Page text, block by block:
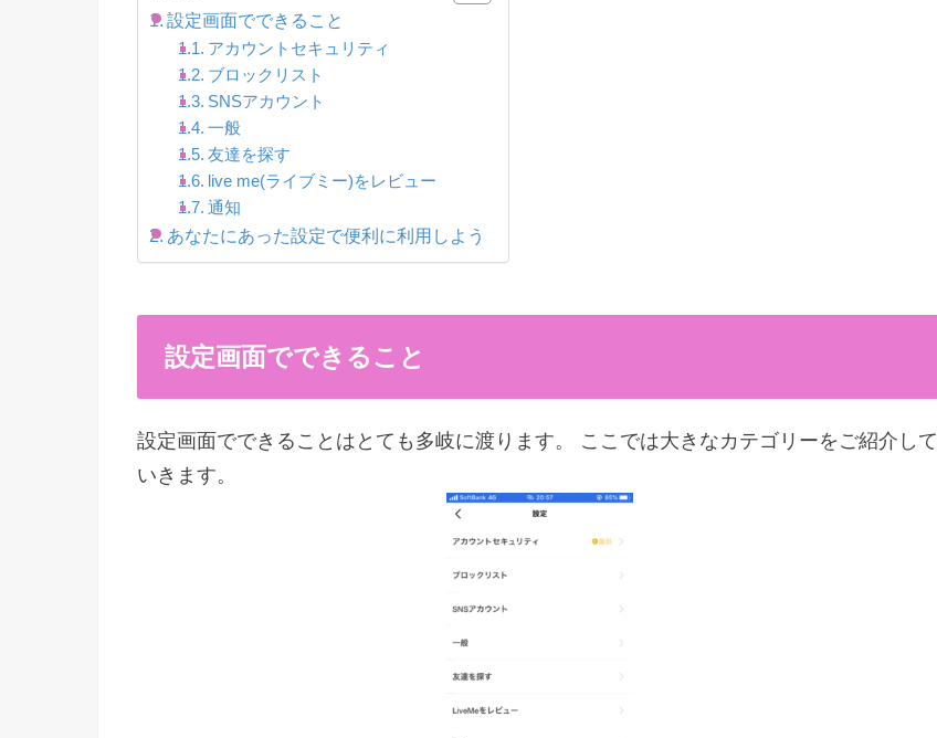
設定画面でできること
アカウントセキュリティ
ブロックリスト
SNSアカウント
一般
友達を探す
live me(ライブミー)をレビュー
通知
あなたにあった設定で便利に利用しよう
設定画面でできること
設定画面でできることはとても多岐に渡ります。 ここでは大きなカテゴリーをご紹介して
いきます。